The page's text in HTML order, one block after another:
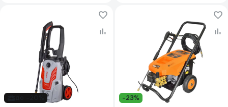
-23%